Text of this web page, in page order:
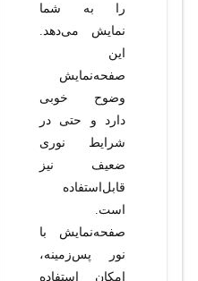
را به شما
نمایش می‌دهد.
این
صفحه‌نمایش
وضوح خوبی
دارد و حتی در
شرایط نوری
ضعیف نیز
قابل‌استفاده
است.
صفحه‌نمایش با
نور پس‌زمینه،
امکان استفاده